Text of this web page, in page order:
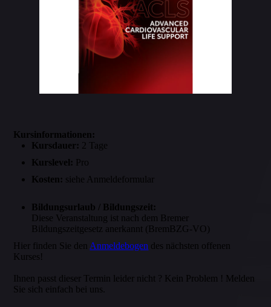
Kursinformationen:
Kursdauer: 2 Tage
Kurslevel: Pro
Kosten: siehe Anmeldeformular
Bildungsurlaub / Bildungszeit:
Diese Veranstaltung ist nach dem Bremer
Bildungszeitgesetz anerkannt (BremBZG-VO)
Hier finden Sie den Anmeldebogen des nächsten offenen
Kurses!
Ihnen passt dieser Termin leider nicht ? Kein Problem ! Melden
Sie sich einfach bei uns.